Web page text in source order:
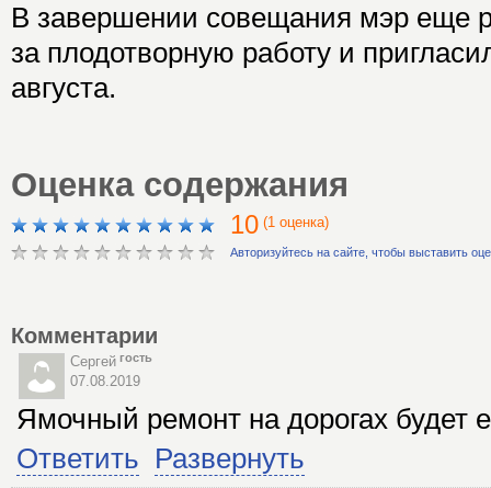
В завершении совещания мэр еще
за плодотворную работу и
августа.
Оценка содержания
10 (1 оценка)
Авторизуйтесь на сайте, чтобы выставить
Комментарии
Сергей гость
07.08.2019
Ямочный ремонт на дорогах будет
Ответить Развернуть